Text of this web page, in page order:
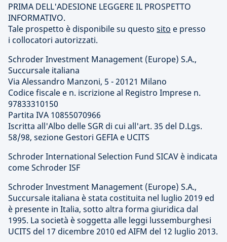
PRIMA DELL'ADESIONE LEGGERE IL PROSPETTO
INFORMATIVO.
Tale prospetto è disponibile su questo sito e presso
i collocatori autorizzati.
Schroder Investment Management (Europe) S.A.,
Succursale italiana
Via Alessandro Manzoni, 5 - 20121 Milano
Codice fiscale e n. iscrizione al Registro Imprese n.
97833310150
Partita IVA 10855070966
Iscritta all'Albo delle SGR di cui all'art. 35 del D.Lgs.
58/98, sezione Gestori GEFIA e UCITS
Schroder International Selection Fund SICAV è indicata
come Schroder ISF
Schroder Investment Management (Europe) S.A.,
Succursale italiana è stata costituita nel luglio 2019 ed
è presente in Italia, sotto altra forma giuridica dal
1995. La società è soggetta alle leggi lussemburghesi
UCITS del 17 dicembre 2010 ed AIFM del 12 luglio 2013.